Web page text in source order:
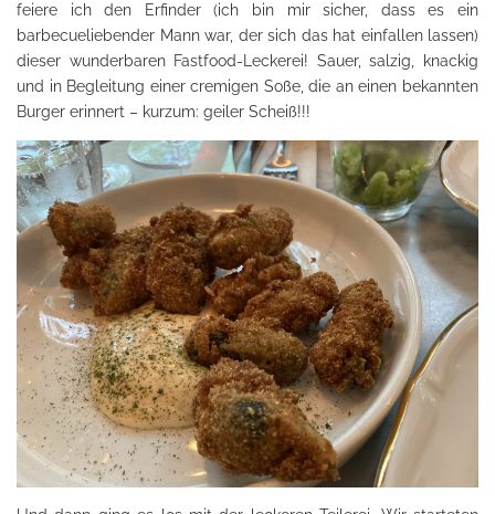
feiere ich den Erfinder (ich bin mir sicher, dass es ein
barbecueliebender Mann war, der sich das hat einfallen lassen)
dieser wunderbaren Fastfood-Leckerei! Sauer, salzig, knackig
und in Begleitung einer cremigen Soße, die an einen bekannten
Burger erinnert – kurzum: geiler Scheiß!!!